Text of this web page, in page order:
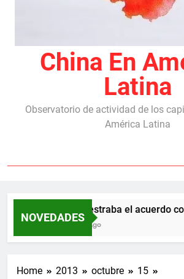
China En
Latina
Observatorio de actividad de los
América Latina
NOVEDADES
Milei destraba el acuerdo
5 Meses Ago
Home 2013 octubre
15